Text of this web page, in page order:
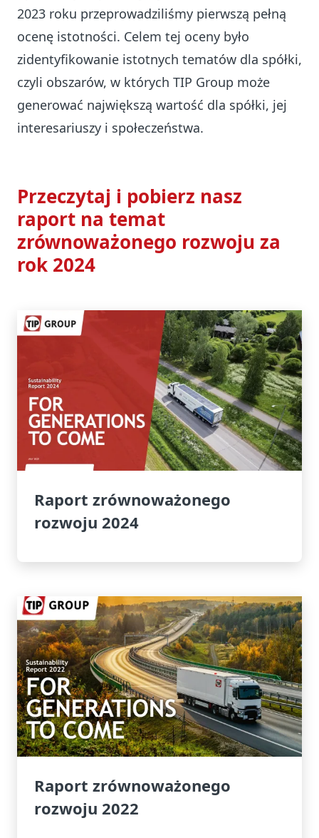
2023 roku przeprowadziliśmy pierwszą pełną
ocenę istotności. Celem tej oceny było
zidentyfikowanie istotnych tematów dla spółki,
czyli obszarów, w których TIP Group może
generować największą wartość dla spółki, jej
interesariuszy i społeczeństwa.
Przeczytaj i pobierz nasz
raport na temat
zrównoważonego rozwoju za
rok 2024
Raport zrównoważonego
rozwoju 2024
Raport zrównoważonego
rozwoju 2022